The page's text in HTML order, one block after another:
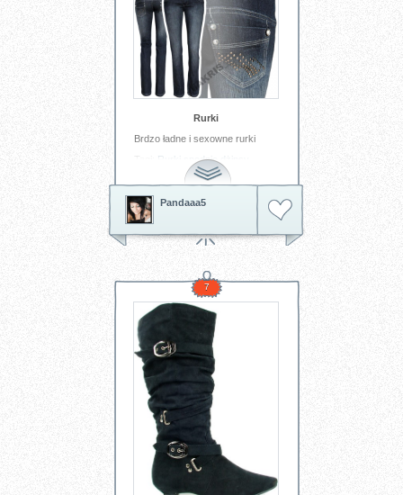
Rurki
Brdzo ładne i sexowne rurki
Rurki spodnie
Pandaaa5
7